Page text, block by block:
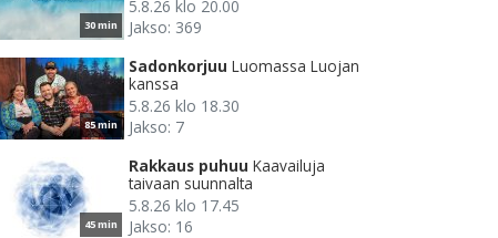
30 min
5.8.26 klo 20.00
Jakso: 369
85 min
Sadonkorjuu Luomassa Luojan
kanssa
5.8.26 klo 18.30
Jakso: 7
45 min
Rakkaus puhuu Kaavailuja
taivaan suunnalta
5.8.26 klo 17.45
Jakso: 16